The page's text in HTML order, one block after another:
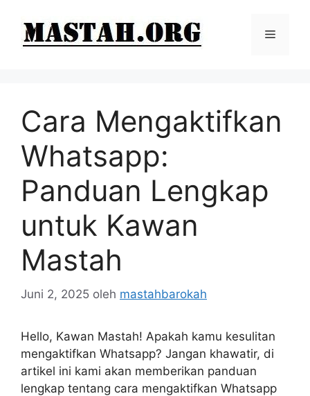
Menu
Cara Mengaktifkan
Whatsapp:
Panduan Lengkap
untuk Kawan
Mastah
Juni 2, 2025 oleh mastahbarokah
Hello, Kawan Mastah! Apakah kamu kesulitan
mengaktifkan Whatsapp? Jangan khawatir, di
artikel ini kami akan memberikan panduan
lengkap tentang cara mengaktifkan Whatsapp